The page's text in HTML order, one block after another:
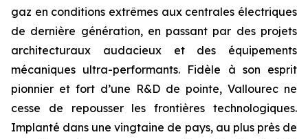
gaz en conditions extrêmes aux centrales électriques
de dernière génération, en passant par des projets
architecturaux audacieux et des équipements
mécaniques ultra-performants. Fidèle à son esprit
pionnier et fort d’une R&D de pointe, Vallourec ne
cesse de repousser les frontières technologiques.
Implanté dans une vingtaine de pays, au plus près de